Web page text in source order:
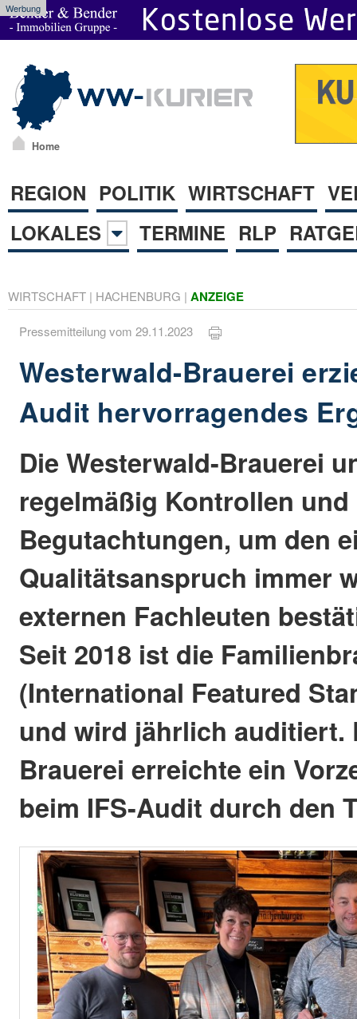
Werbung
Home
REGION POLITIK WIRTSCHAFT
LOKALES
TERMINE RLP
WIRTSCHAFT | HACHENBURG | ANZEIGE
Pressemitteilung vom 29.11.2023
Westerwald-Brauerei
Audit hervorragendes
Die Westerwald-Brauerei
regelmäßig Kontrollen und
Begutachtungen, um den
Qualitätsanspruch immer
externen Fachleuten
Seit 2018 ist die
(International Featured
und wird jährlich auditiert.
Brauerei erreichte ein
beim IFS-Audit durch den